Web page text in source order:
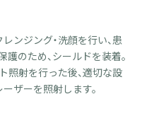
ンジング・洗顔を行い、患
護のため、シールドを装着。
照射を行った後、適切な設
ザーを照射します。